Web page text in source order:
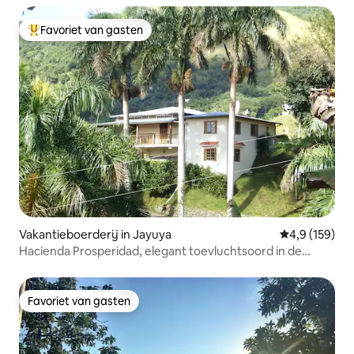
Topfavoriet van gasten
Favoriet van gasten
Vakantieboerderij in Jayuya Gemiddelde
4,9 (159)
Hacienda Prosperidad, elegant toevluchtsoord in de
Favoriet van gasten
Favoriet van gasten